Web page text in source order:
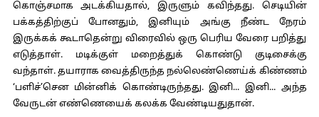
கொஞ்சமாக அடக்கியதால், இருளும் கவிந்தது. செடியின்
பக்கத்திற்குப் போனதும், இனியும் அங்கு நீண்ட நேரம்
இருக்கக் கூடாதென்று விரைவில் ஒரு பெரிய வேரை பறித்து
எடுத்தாள். மடிக்குள் மறைத்துக் கொண்டு குடிசைக்கு
வந்தாள். தயாராக வைத்திருந்த நல்லெண்ணெய்க் கிண்ணம்
‘பளிச்’சென மின்னிக் கொண்டிருந்தது. இனி... இனி... அந்த
வேருடன் எண்ணெயைக் கலக்க வேண்டியதுதான்.